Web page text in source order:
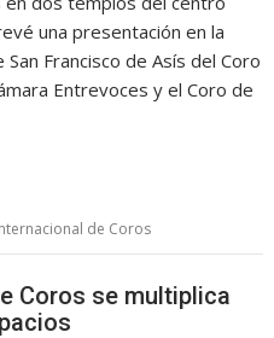
una presentación en la
Francisco de Asís del Coro
Entrevoces y el Coro de
de Coros
Coros se multiplica